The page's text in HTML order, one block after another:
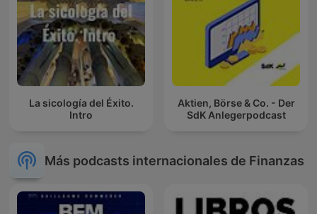
La sicología del Éxito.
Intro
Aktien, Börse & Co. - Der
SdK Anlegerpodcast
Más podcasts internacionales de Finanzas